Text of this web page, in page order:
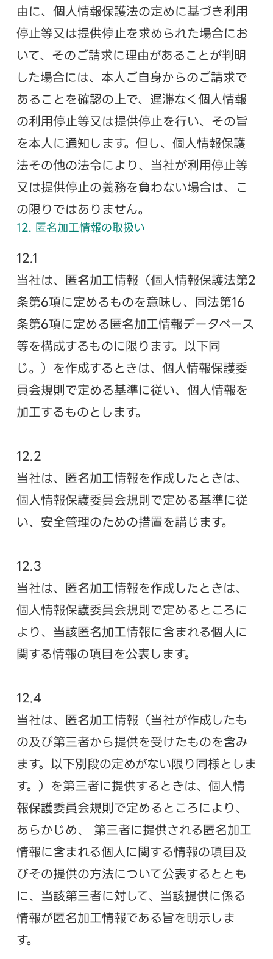
由に、個人情報保護法の定めに基づき利用
停止等又は提供停止を求められた場合にお
いて、そのご請求に理由があることが判明
した場合には、本人ご自身からのご請求で
あることを確認の上で、遅滞なく個人情報
の利用停止等又は提供停止を行い、その旨
を本人に通知します。但し、個人情報保護
法その他の法令により、当社が利用停止等
又は提供停止の義務を負わない場合は、こ
の限りではありません。
12. 匿名加工情報の取扱い
12.1
当社は、匿名加工情報（個人情報保護法第2
条第6項に定めるものを意味し、同法第16
条第6項に定める匿名加工情報データベース
等を構成するものに限ります。以下同
じ。）を作成するときは、個人情報保護委
員会規則で定める基準に従い、個人情報を
加工するものとします。
12.2
当社は、匿名加工情報を作成したときは、
個人情報保護委員会規則で定める基準に従
い、安全管理のための措置を講じます。
12.3
当社は、匿名加工情報を作成したときは、
個人情報保護委員会規則で定めるところに
より、当該匿名加工情報に含まれる個人に
関する情報の項目を公表します。
12.4
当社は、匿名加工情報（当社が作成したも
の及び第三者から提供を受けたものを含み
ます。以下別段の定めがない限り同様としま
す。）を第三者に提供するときは、個人情
報保護委員会規則で定めるところにより、
あらかじめ、 第三者に提供される匿名加工
情報に含まれる個人に関する情報の項目及
びその提供の方法について公表するととも
に、当該第三者に対して、当該提供に係る
情報が匿名加工情報である旨を明示しま
す。